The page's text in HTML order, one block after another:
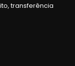
transferência